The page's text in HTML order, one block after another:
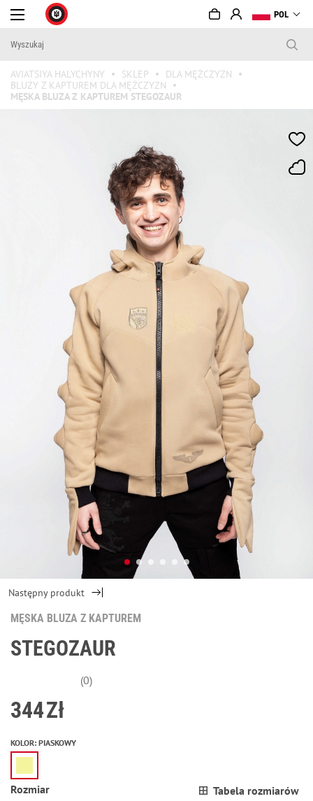
POL
AVIATSIYA HALYCHYNY SKLEP
DLA MĘŻCZYZN
BLUZY Z KAPTUREM DLA MĘŻCZYZN
MĘSKA BLUZA Z KAPTUREM STEGOZAUR
Następny produkt
MĘSKA BLUZA Z KAPTUREM
STEGOZAUR
(0)
344Zł
KOLOR: PIASKOWY
Rozmiar Tabela rozmiarów